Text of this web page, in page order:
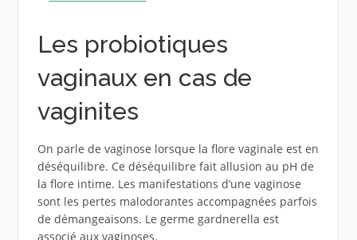
Les probiotiques
vaginaux en cas de
vaginites
On parle de vaginose lorsque la flore vaginale est en
déséquilibre. Ce déséquilibre fait allusion au pH de
la flore intime. Les manifestations d’une vaginose
sont les pertes malodorantes accompagnées parfois
de démangeaisons. Le germe gardnerella est
associé aux vaginoses.